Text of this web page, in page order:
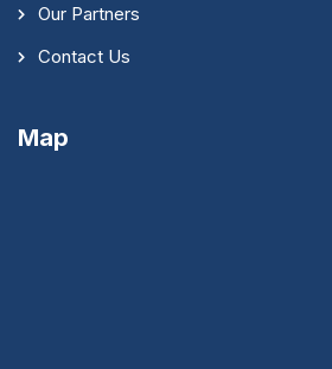
Our Partners
Contact Us
Map